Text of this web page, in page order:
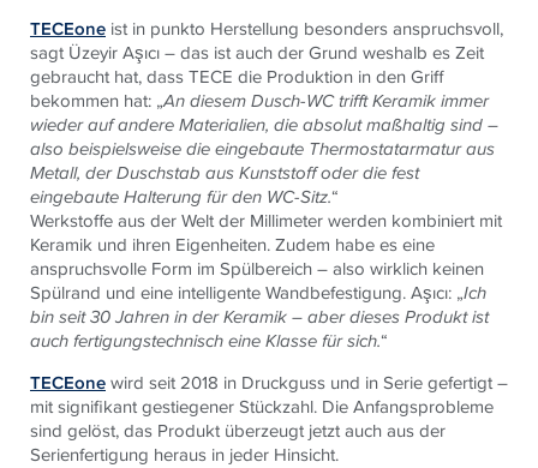
TECEone ist in punkto Herstellung besonders anspruchsvoll,
sagt Üzeyir Aşıcı – das ist auch der Grund weshalb es Zeit
gebraucht hat, dass TECE die Produktion in den Griff
bekommen hat: „An diesem Dusch-WC trifft Keramik immer
wieder auf andere Materialien, die absolut maßhaltig sind –
also beispielsweise die eingebaute Thermostatarmatur aus
Metall, der Duschstab aus Kunststoff oder die fest
eingebaute Halterung für den WC-Sitz.“
Werkstoffe aus der Welt der Millimeter werden kombiniert mit
Keramik und ihren Eigenheiten. Zudem habe es eine
anspruchsvolle Form im Spülbereich – also wirklich keinen
Spülrand und eine intelligente Wandbefestigung. Aşıcı: „Ich
bin seit 30 Jahren in der Keramik – aber dieses Produkt ist
auch fertigungstechnisch eine Klasse für sich.“
TECEonewird seit 2018 in Druckguss und in Serie gefertigt –
mit signifikant gestiegener Stückzahl. Die Anfangsprobleme
sind gelöst, das Produkt überzeugt jetzt auch aus der
Serienfertigung heraus in jeder Hinsicht.